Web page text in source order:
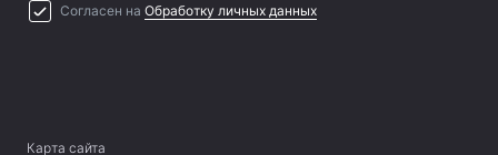
Согласен на Обработку личных данных
Карта сайта